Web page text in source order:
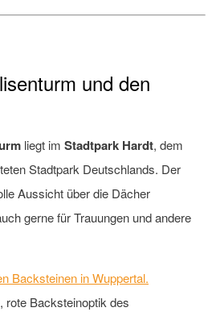
und den
liegt im Stadtpark Hardt, dem
Stadtpark Deutschlands. Der
Aussicht über die Dächer
gerne für Trauungen und andere
rote Backsteinoptik des